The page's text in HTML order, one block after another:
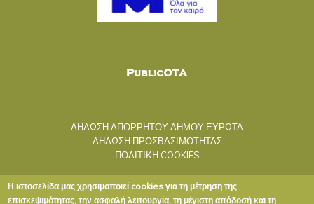
ΔΗΛΩΣΗ ΑΠΟΡΡΗΤΟΥ ΔΗΜΟΥ ΕΥΡΩΤΑ
ΔΗΛΩΣΗ ΠΡΟΣΒΑΣΙΜΟΤΗΤΑΣ
ΠΟΛΙΤΙΚΗ COOKIES
Η ιστοσελίδα μας χρησιμοποιεί cookies για τη μέτρηση της
επισκεψιμότητας, την ασφαλή λειτουργία, τη μέγιστη απόδοσή και τη